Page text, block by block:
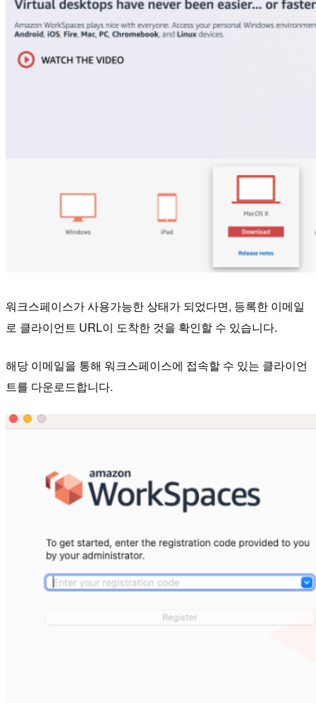
워크스페이스가 사용가능한 상태가 되었다면, 등록한 이메일
로 클라이언트 URL이 도착한 것을 확인할 수 있습니다.
해당 이메일을 통해 워크스페이스에 접속할 수 있는 클라이언
트를 다운로드합니다.